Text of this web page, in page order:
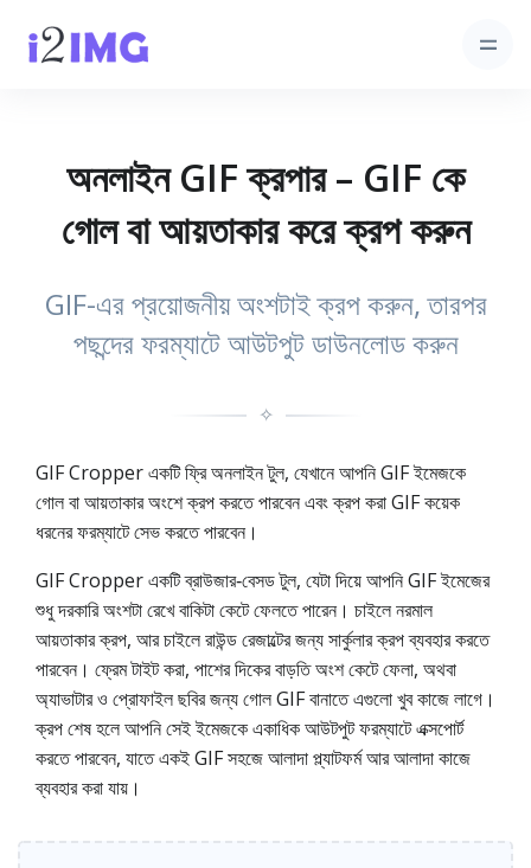
অনলাইন GIF ক্রপার – GIF কে
গোল বা আয়তাকার করে ক্রপ করুন
GIF-এর প্রয়োজনীয় অংশটাই ক্রপ করুন, তারপর
পছন্দের ফরম্যাটে আউটপুট ডাউনলোড করুন
✧
GIF Cropper একটি ফ্রি অনলাইন টুল, যেখানে আপনি GIF ইমেজকে
গোল বা আয়তাকার অংশে ক্রপ করতে পারবেন এবং ক্রপ করা GIF কয়েক
ধরনের ফরম্যাটে সেভ করতে পারবেন।
GIF Cropper একটি ব্রাউজার‑বেসড টুল, যেটা দিয়ে আপনি GIF ইমেজের
শুধু দরকারি অংশটা রেখে বাকিটা কেটে ফেলতে পারেন। চাইলে নরমাল
আয়তাকার ক্রপ, আর চাইলে রাউন্ড রেজাল্টের জন্য সার্কুলার ক্রপ ব্যবহার করতে
পারবেন। ফ্রেম টাইট করা, পাশের দিকের বাড়তি অংশ কেটে ফেলা, অথবা
অ্যাভাটার ও প্রোফাইল ছবির জন্য গোল GIF বানাতে এগুলো খুব কাজে লাগে।
ক্রপ শেষ হলে আপনি সেই ইমেজকে একাধিক আউটপুট ফরম্যাটে এক্সপোর্ট
করতে পারবেন, যাতে একই GIF সহজে আলাদা প্ল্যাটফর্ম আর আলাদা কাজে
ব্যবহার করা যায়।